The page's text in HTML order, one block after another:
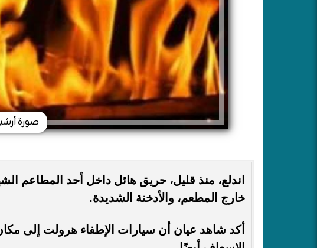
صورة
اندلع، منذ قليل، حريق هائل داخل أحد المطاعم
خارج المطعم، والأدخنة الشديدة.
أكد شاهد عيان أن سيارات الإطفاء هرولت إلى